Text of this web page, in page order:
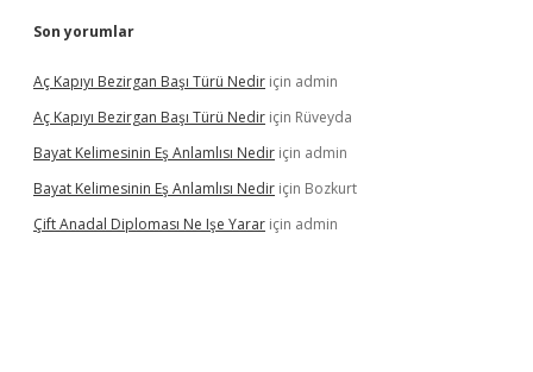
Son yorumlar
Aç Kapıyı Bezirgan Başı Türü Nedir için admin
Aç Kapıyı Bezirgan Başı Türü Nedir için Rüveyda
Bayat Kelimesinin Eş Anlamlısı Nedir için admin
Bayat Kelimesinin Eş Anlamlısı Nedir için Bozkurt
Çift Anadal Diploması Ne Işe Yarar için admin